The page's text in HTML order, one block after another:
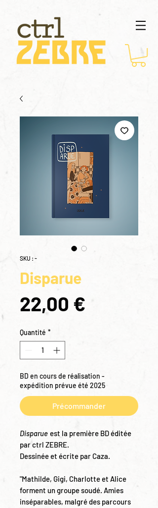
SKU : -
Disparue
22,00 €
Quantité *
BD en cours de réalisation -
expédition prévue été 2025
Précommander
Disparue est la première BD éditée
par ctrl ZEBRE.
Dessinée et écrite par Caza.
"Mathilde, Gigi, Charlotte et Alice
forment un groupe soudé. Amies
inséparables, malgré des parcours